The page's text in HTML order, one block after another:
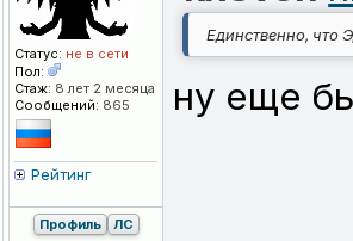
Статус: не в сети
Пол:
Стаж: 8 лет 2 месяца
Сообщений: 865
Рейтинг
Единственно, что
ну еще
Профиль ЛС